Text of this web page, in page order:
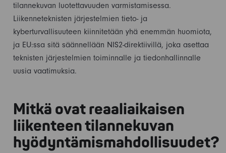
tilannekuvan luotettavuuden varmistamisessa.
Liikenneteknisten järjestelmien tieto- ja
kyberturvallisuuteen kiinnitetään yhä enemmän huomiota,
ja EU:ssa sitä säännellään NIS2-direktiivillä, joka asettaa
teknisten järjestelmien toiminnalle ja tiedonhallinnalle
uusia vaatimuksia.
Mitkä ovat reaaliaikaisen
liikenteen tilannekuvan
hyödyntämismahdollisuudet?